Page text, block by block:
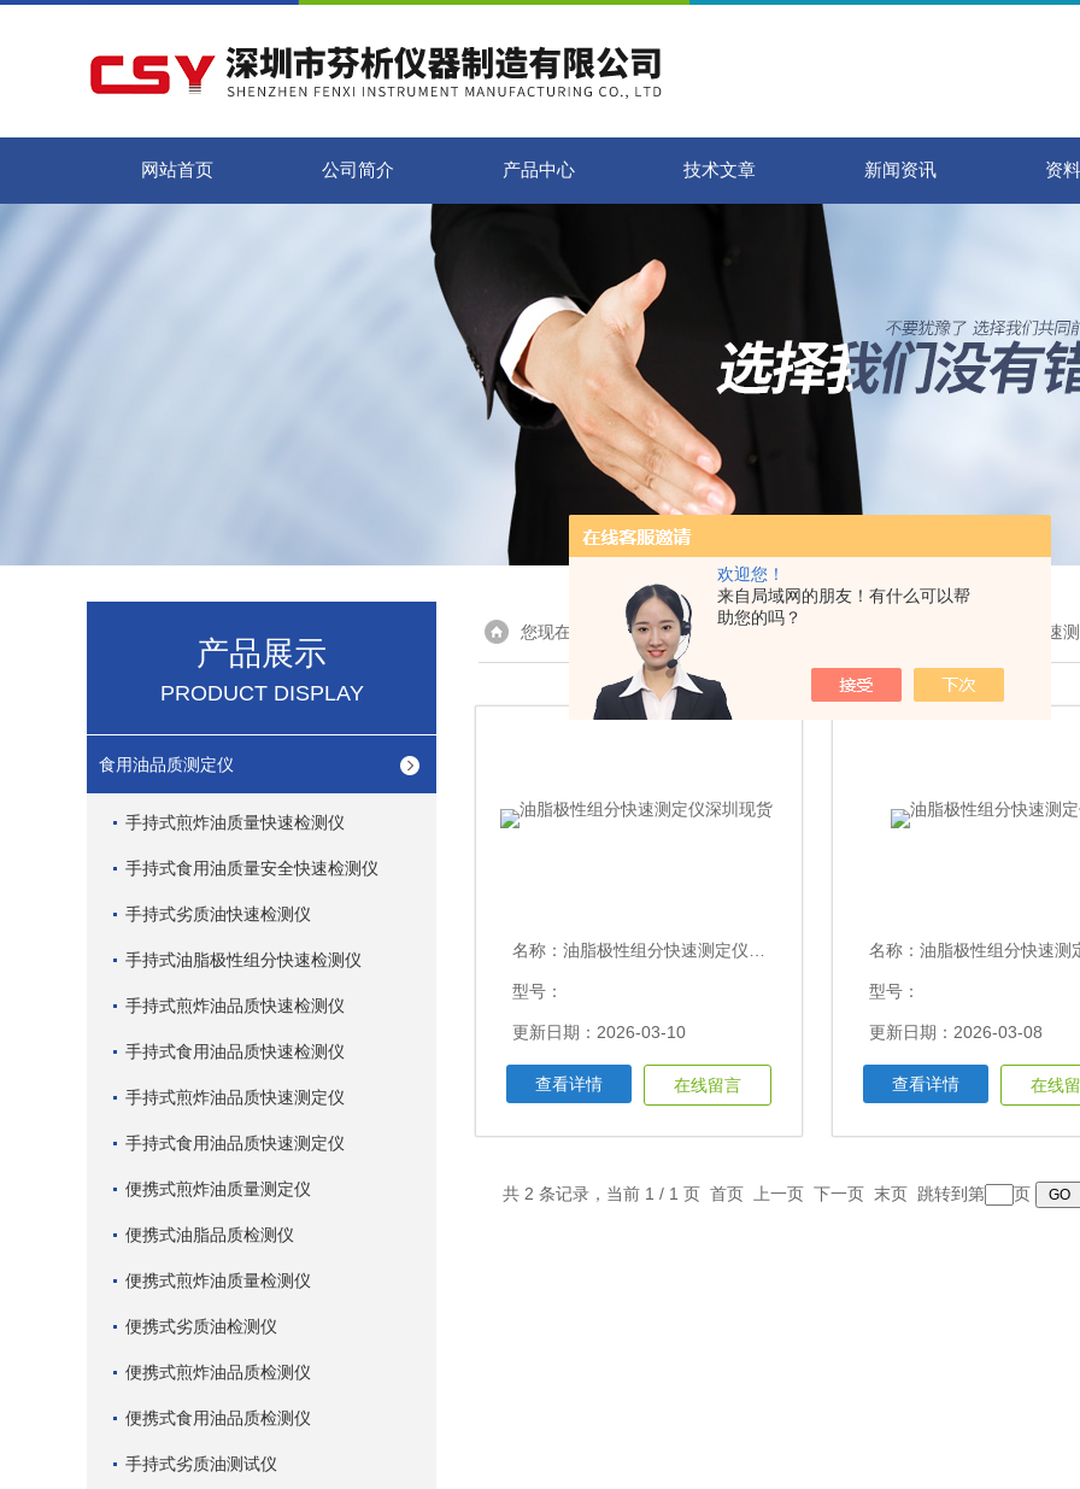
欢迎您！
来自局域网的朋友！有什么可以帮
助您的吗？
网站首页 公司简介 产品中心 技术文章 新闻资讯 资
产品展示
PRODUCT DISPLAY
食用油品质测定仪
手持式煎炸油质量快速检测仪
手持式食用油质量安全快速检测仪
手持式劣质油快速检测仪
手持式油脂极性组分快速检测仪
手持式煎炸油品质快速检测仪
手持式食用油品质快速检测仪
手持式煎炸油品质快速测定仪
手持式食用油品质快速测定仪
便携式煎炸油质量测定仪
便携式油脂品质检测仪
便携式煎炸油质量检测仪
便携式劣质油检测仪
便携式煎炸油品质检测仪
便携式食用油品质检测仪
手持式劣质油测试仪
您现在的位置：首页> 产品展示 > 食用油品质测定仪 >油脂极性组分快速
名称： 油脂极性组分快速测定仪深圳现货
型号：
更新日期：2026-03-10
查看详情 在线留言
名称： 油脂极性组分快速测
型号：
更新日期：2026-03-08
查看详情 在线
共 2 条记录，当前 1 / 1 页 首页 上一页 下一页 末页 跳转到第 页